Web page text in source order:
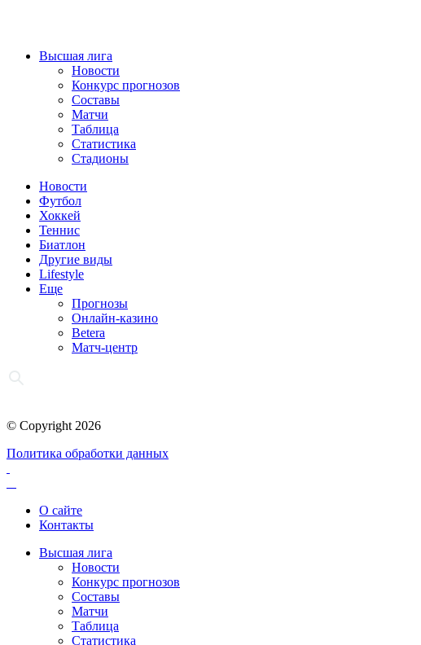
Высшая лига
Новости
Конкурс прогнозов
Составы
Матчи
Таблица
Статистика
Стадионы
Новости
Футбол
Хоккей
Теннис
Биатлон
Другие виды
Lifestyle
Еще
Прогнозы
Онлайн-казино
Betera
Матч-центр
© Copyright 2026
Политика обработки данных
О сайте
Контакты
Высшая лига
Новости
Конкурс прогнозов
Составы
Матчи
Таблица
Статистика